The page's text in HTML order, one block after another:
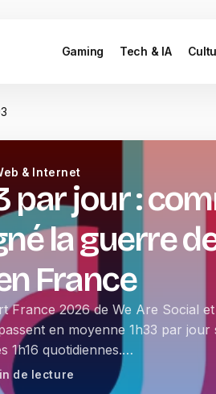
Gaming Tech & IA
& Internet
par jour :
la guerre
France
France 2026 de We Are Social
en moyenne 1h33 par jour
1h16 quotidiennes.…
de lecture